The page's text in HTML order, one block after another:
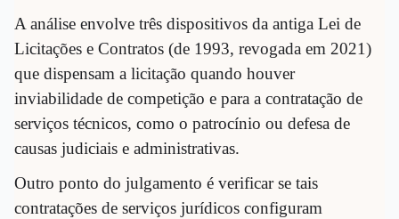
A análise envolve três dispositivos da antiga Lei de
Licitações e Contratos (de 1993, revogada em 2021)
que dispensam a licitação quando houver
inviabilidade de competição e para a contratação de
serviços técnicos, como o patrocínio ou defesa de
causas judiciais e administrativas.
Outro ponto do julgamento é verificar se tais
contratações de serviços jurídicos configuram